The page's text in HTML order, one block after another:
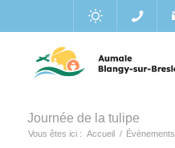
Journée de la tulipe
Vous êtes ici : Accueil / Évènements